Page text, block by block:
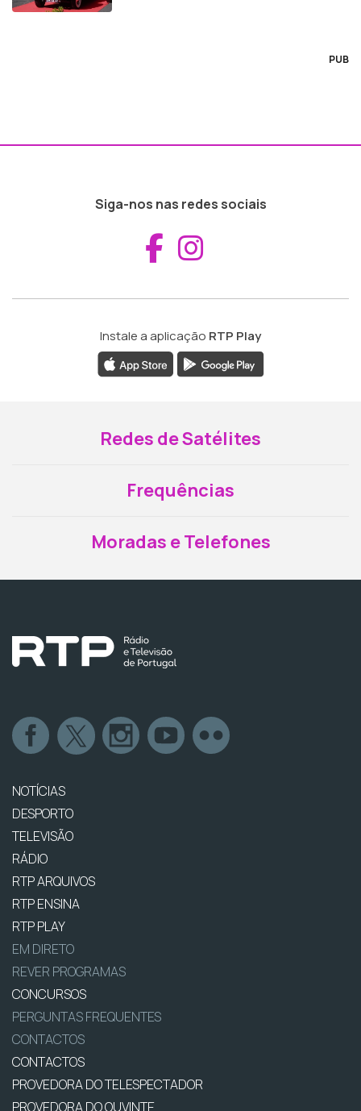
PUB
Siga-nos nas redes sociais
Aceder ao
Instale a aplicação RTP Play
Redes de Satélites
Frequências
Moradas e Telefones
NOTÍCIAS
DESPORTO
TELEVISÃO
RÁDIO
RTP ARQUIVOS
RTP ENSINA
RTP PLAY
EM DIRETO
REVER PROGRAMAS
CONCURSOS
PERGUNTAS FREQUENTES
CONTACTOS
CONTACTOS
PROVEDORA DO TELESPECTADOR
PROVEDORA DO OUVINTE